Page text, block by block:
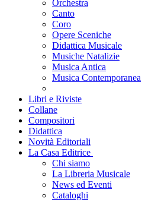
Orchestra
Canto
Coro
Opere Sceniche
Didattica Musicale
Musiche Natalizie
Musica Antica
Musica Contemporanea
Libri e Riviste
Collane
Compositori
Didattica
Novità Editoriali
La Casa Editrice
Chi siamo
La Libreria Musicale
News ed Eventi
Cataloghi